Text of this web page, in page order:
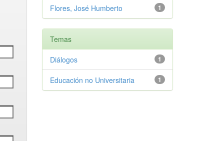
1
Flores, José Humberto
Temas
1
Diálogos
1
Educación no Universitaria